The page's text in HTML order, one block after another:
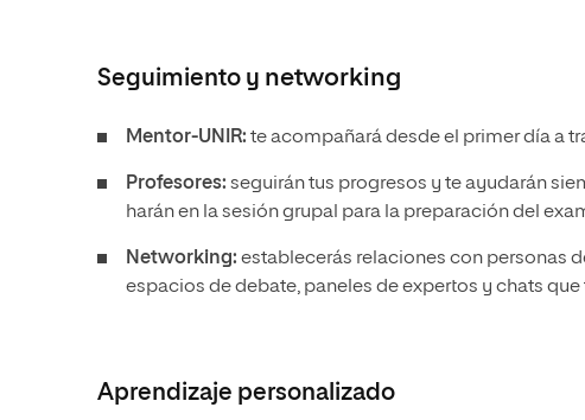
Seguimiento y networking
Mentor-UNIR: te acompañará desde el primer día a
Profesores: seguirán tus progresos y te ayudarán
harán en la sesión grupal para la preparación del
Networking: establecerás relaciones con personas
espacios de debate, paneles de expertos y chats
Aprendizaje personalizado